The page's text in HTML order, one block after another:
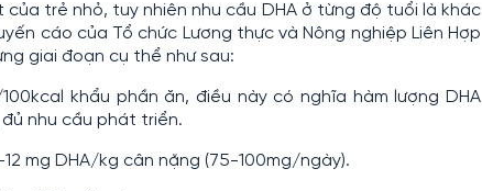
trẻ nhỏ, tuy nhiên nhu cầu DHA ở từng độ tuổi là khác
cáo của Tổ chức Lương thực và Nông nghiệp Liên Hợp
giai đoạn cụ thể như sau:
khẩu phần ăn, điều này có nghĩa hàm lượng DHA
nhu cầu phát triển.
mg DHA/kg cân nặng (75-100mg/ngày).